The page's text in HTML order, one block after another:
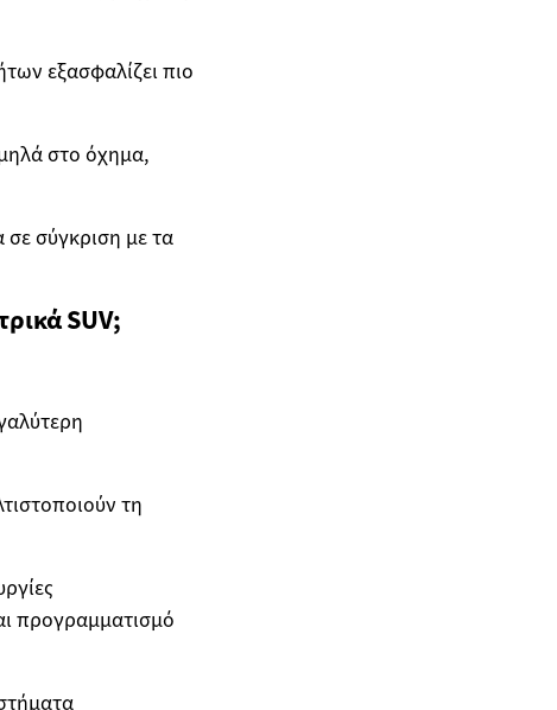
εξασφαλίζει πιο
στο όχημα,
σύγκριση με τα
SUV;
τη
προγραμματισμό